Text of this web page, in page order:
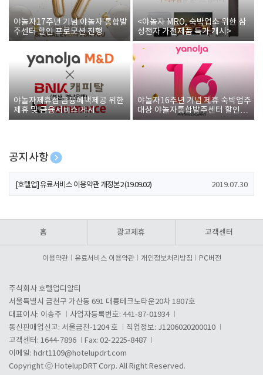
야놀자17주년 기념 야놀자 통합발
주센터 할인 프로모션 진행
<야놀자 MRO, 숙박업소 위한 삼
성전자 가전제품 특가 개시>
야놀자제휴점 금융혜택제공 위한
제휴 및 금융서비스 게시
야놀자16주년 기념 제휴 숙박업주
대상 야놀자통합발주센터 할인쿠
폰 증정
공지사항
[호텔업] 개인정보 처리방침 개정본1 (19.09.02)
[호텔업] 유료서비스 이용약관 개정본2 (19.09.02) 2019.07.30
홈 광고제휴 고객센터
이용약관 유료서비스 이용약관 개인정보처리방침 PC버전
주식회사 호텔업디알티
서울특별시 금천구 가산동 691 대륭테크노타운20차 1807호
대표이사: 이송주
사업자등록번호: 441-87-01934
통신판매업신고: 서울금천-1204 호
직업정보: J1206020200010
고객센터: 1644-7896
Fax: 02-2225-8487
이메일: hdrt1109@hotelupdrt.com
Copyright ⓒ HotelupDRT Corp. All Right Reserved.